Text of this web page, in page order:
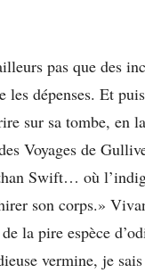
pas que des
les dépenses. Et
sur sa tombe, en
Voyages de
Swift… où
son corps.»
la pire espèce
vermine, je